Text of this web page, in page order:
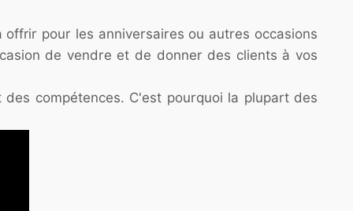
pour les anniversaires ou autres occasions
de vendre et de donner des clients à vos
compétences. C'est pourquoi la plupart des